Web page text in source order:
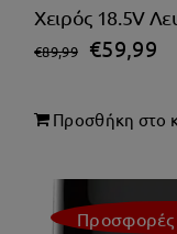
Χειρός 18.5V
€89,99
Original
was:
€59,99Η
Προσθήκη στο
Προσφορές